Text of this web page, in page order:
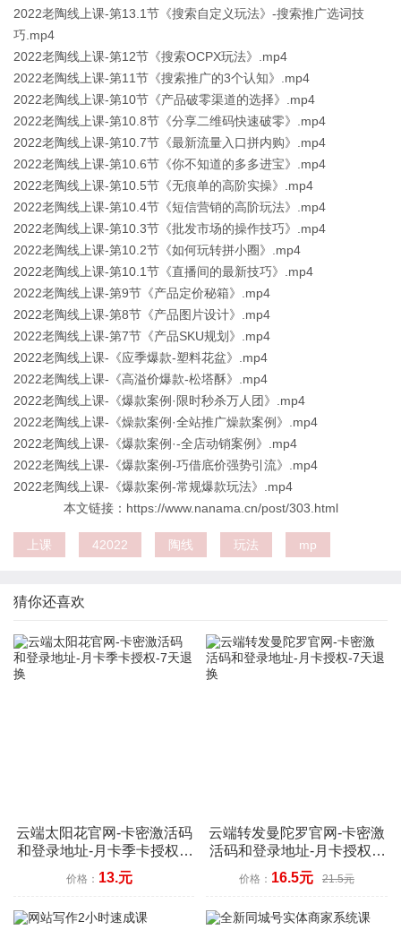
2022老陶线上课-第13.1节《搜索自定义玩法》-搜索推广选词技
巧.mp4
2022老陶线上课-第12节《搜索OCPX玩法》.mp4
2022老陶线上课-第11节《搜索推广的3个认知》.mp4
2022老陶线上课-第10节《产品破零渠道的选择》.mp4
2022老陶线上课-第10.8节《分享二维码快速破零》.mp4
2022老陶线上课-第10.7节《最新流量入口拼内购》.mp4
2022老陶线上课-第10.6节《你不知道的多多进宝》.mp4
2022老陶线上课-第10.5节《无痕单的高阶实操》.mp4
2022老陶线上课-第10.4节《短信营销的高阶玩法》.mp4
2022老陶线上课-第10.3节《批发市场的操作技巧》.mp4
2022老陶线上课-第10.2节《如何玩转拼小圈》.mp4
2022老陶线上课-第10.1节《直播间的最新技巧》.mp4
2022老陶线上课-第9节《产品定价秘箱》.mp4
2022老陶线上课-第8节《产品图片设计》.mp4
2022老陶线上课-第7节《产品SKU规划》.mp4
2022老陶线上课-《应季爆款-塑料花盆》.mp4
2022老陶线上课-《高溢价爆款-松塔酥》.mp4
2022老陶线上课-《爆款案例·限时秒杀万人团》.mp4
2022老陶线上课-《燥款案例·全站推广燥款案例》.mp4
2022老陶线上课-《爆款案例·-全店动销案例》.mp4
2022老陶线上课-《爆款案例-巧借底价强势引流》.mp4
2022老陶线上课-《爆款案例-常规爆款玩法》.mp4
本文链接：https://www.nanama.cn/post/303.html
上课 42022 陶线 玩法 mp
猜你还喜欢
云端太阳花官网-卡密激活码
和登录地址-月卡季卡授权-7
天退换
价格： 13.元
云端转发曼陀罗官网-卡密激
活码和登录地址-月卡授权-7
天退换
价格： 16.5元 21.5元